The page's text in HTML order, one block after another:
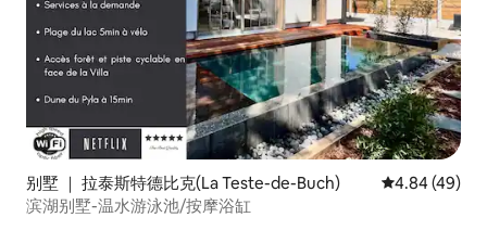
别墅 ｜ 拉泰斯特德比克(La Teste-de-Buch) 平均评分
4.84 (49)
滨湖别墅-温水游泳池/按摩浴缸